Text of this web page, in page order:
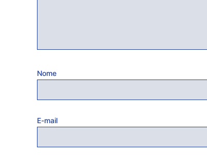
Nome
E-mail